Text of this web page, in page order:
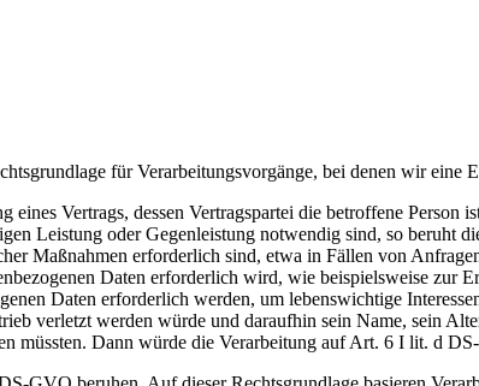
für Verarbeitungsvorgänge, bei denen wir
eines Vertrags, dessen Vertragspartei die betroffene
Leistung oder Gegenleistung notwendig sind, so
Maßnahmen erforderlich sind, etwa in Fällen von
Daten erforderlich wird, wie beispielsweise
Daten erforderlich werden, um lebenswichtige
verletzt werden würde und daraufhin sein Name, sein
müssten. Dann würde die Verarbeitung auf Art. 6 I lit. d